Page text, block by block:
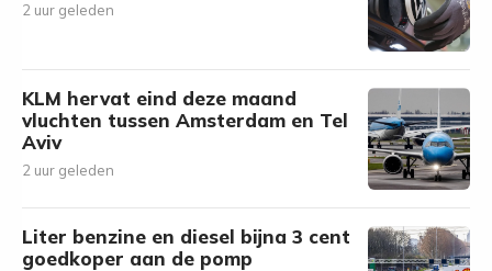
2 uur geleden
KLM hervat eind deze maand
vluchten tussen Amsterdam en Tel
Aviv
2 uur geleden
Liter benzine en diesel bijna 3 cent
goedkoper aan de pomp